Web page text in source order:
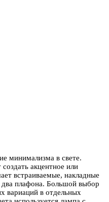
минимализма в свете.
акцентное или
встраиваемые, накладные
два плафона. Большой выбор
вариаций в отдельных